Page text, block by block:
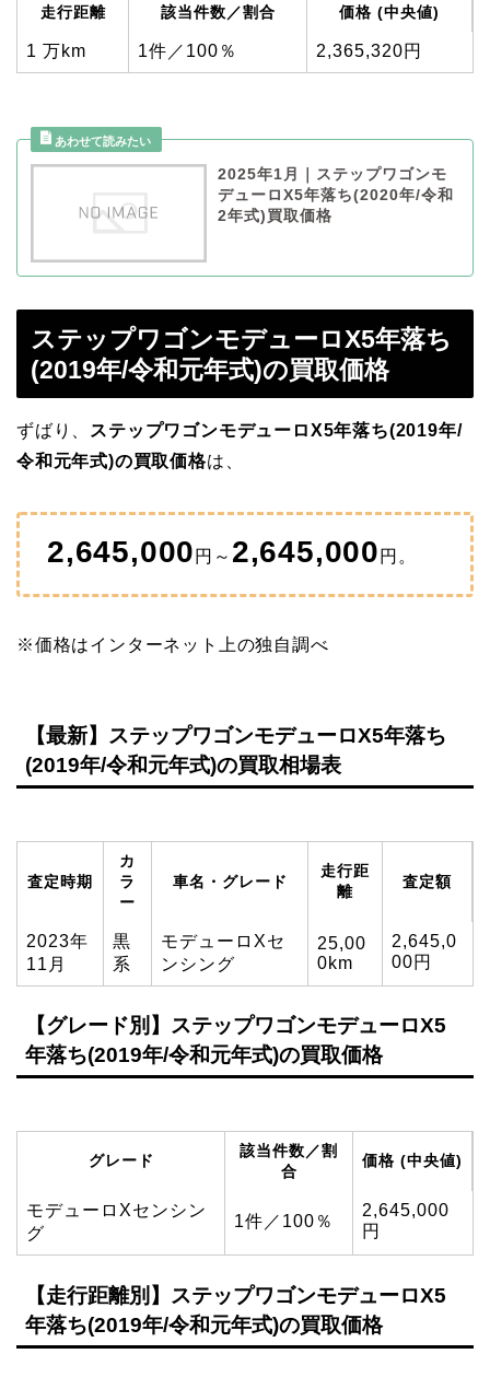
走行距離 該当件数／割合 価格 (中央値)
1 万km 1件／100％ 2,365,320円
2025年1月｜ステップワゴンモ
デューロX5年落ち(2020年/令和
2年式)買取価格
ステップワゴンモデューロX5年落ち
(2019年/令和元年式)の買取価格
ずばり、 ステップワゴンモデューロX5年落ち(2019年/
令和元年式)の買取価格は、
2,645,000 円～ 2,645,000 円。
※価格はインターネット上の独自調べ
【最新】ステップワゴンモデューロX5年落ち
(2019年/令和元年式)の買取相場表
査定時期
カ
ラ
ー
車名・グレード
走行距
離
査定額
2023年
11月
黒
系
モデューロXセ
ンシング
25,00
0km
2,645,0
00円
【グレード別】ステップワゴンモデューロX5
年落ち(2019年/令和元年式)の買取価格
グレード
該当件数／割
合
価格 (中央値)
モデューロXセンシン
グ
1件／100％
2,645,000
円
【走行距離別】ステップワゴンモデューロX5
年落ち(2019年/令和元年式)の買取価格